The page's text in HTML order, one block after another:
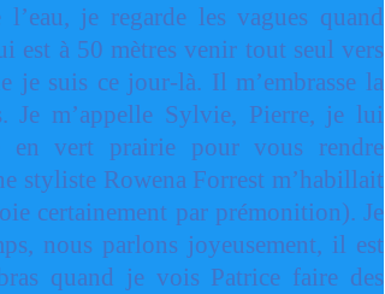
je regarde les vagues quand
est à 50 mètres venir tout seul vers
je suis ce jour-là. Il m’embrasse la
Je m’appelle Sylvie, Pierre, je lui
en vert prairie pour vous rendre
styliste Rowena Forrest m’habillait
certainement par prémonition). Je
nous parlons joyeusement, il est
quand je vois Patrice faire des